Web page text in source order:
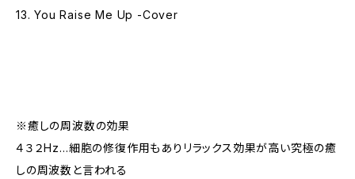
13. You Raise Me Up -Cover
※癒しの周波数の効果
４３２Hz…細胞の修復作用もありリラックス効果が高い究極の癒
しの周波数と言われる